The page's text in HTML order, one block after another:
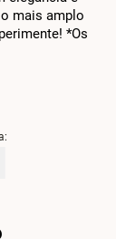
mais amplo
*Os